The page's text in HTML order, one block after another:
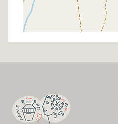
FOOTER-
FIRST